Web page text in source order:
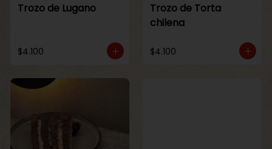
Trozo de Lugano
$4.100
Trozo de Torta
chilena
$4.100